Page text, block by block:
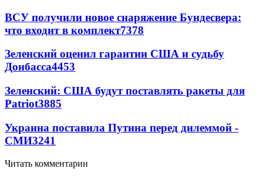
ВСУ получили новое снаряжение Бундесвера:
что входит в комплект7378
Зеленский оценил гарантии США и судьбу
Донбасса4453
Зеленский: США будут поставлять ракеты для
Patriot3885
Украина поставила Путина перед дилеммой -
СМИ3241
Читать комментарии